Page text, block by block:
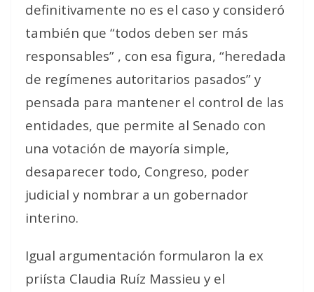
definitivamente no es el caso y consideró
también que “todos deben ser más
responsables” , con esa figura, “heredada
de regímenes autoritarios pasados” y
pensada para mantener el control de las
entidades, que permite al Senado con
una votación de mayoría simple,
desaparecer todo, Congreso, poder
judicial y nombrar a un gobernador
interino.
Igual argumentación formularon la ex
priísta Claudia Ruíz Massieu y el